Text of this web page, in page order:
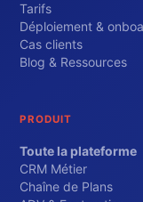
Tarifs
Déploiement &
Cas clients
Blog & Ressources
PRODUIT
Toute la plateforme
CRM Métier
Chaîne de Plans